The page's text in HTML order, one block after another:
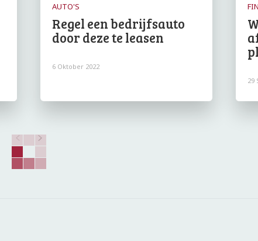
AUTO'S
Regel een bedrijfsauto
door deze te leasen
6 Oktober 2022
29